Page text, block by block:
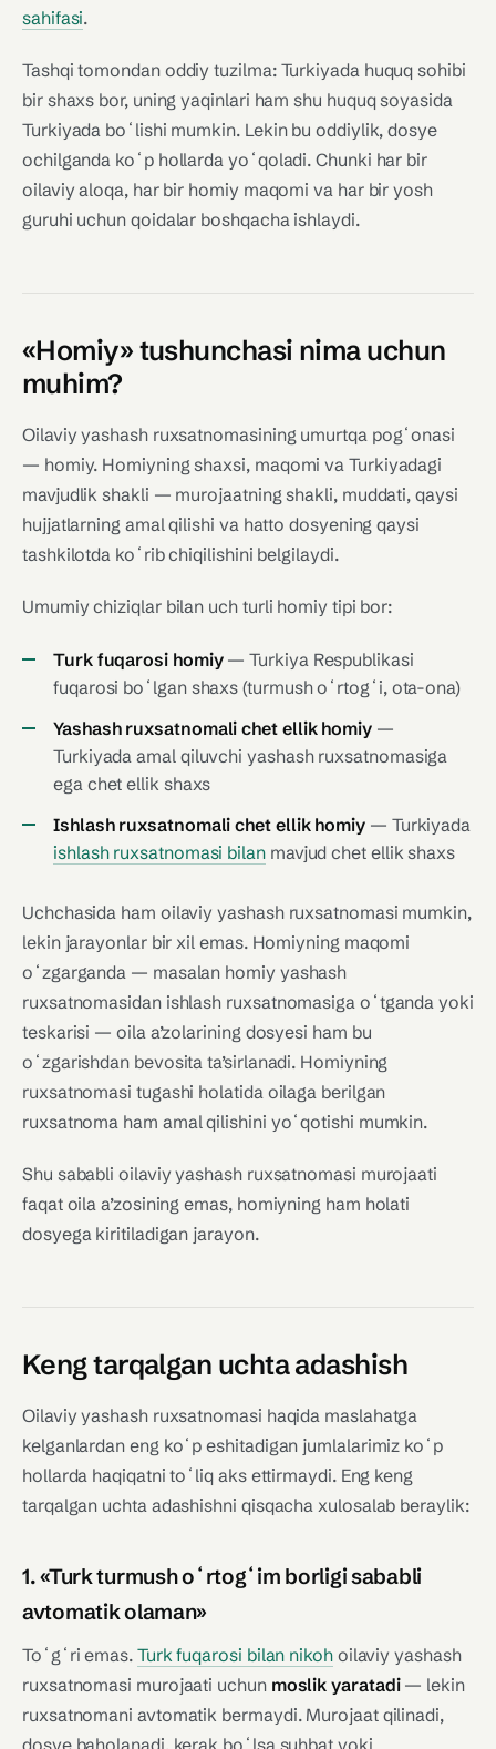
sahifasi.
Tashqi tomondan oddiy tuzilma: Turkiyada huquq sohibi
bir shaxs bor, uning yaqinlari ham shu huquq soyasida
Turkiyada boʻlishi mumkin. Lekin bu oddiylik, dosye
ochilganda koʻp hollarda yoʻqoladi. Chunki har bir
oilaviy aloqa, har bir homiy maqomi va har bir yosh
guruhi uchun qoidalar boshqacha ishlaydi.
«Homiy» tushunchasi nima uchun
muhim?
Oilaviy yashash ruxsatnomasining umurtqa pogʻonasi
— homiy. Homiyning shaxsi, maqomi va Turkiyadagi
mavjudlik shakli — murojaatning shakli, muddati, qaysi
hujjatlarning amal qilishi va hatto dosyening qaysi
tashkilotda koʻrib chiqilishini belgilaydi.
Umumiy chiziqlar bilan uch turli homiy tipi bor:
Turk fuqarosi homiy— Turkiya Respublikasi
fuqarosi boʻlgan shaxs (turmush oʻrtogʻi, ota-ona)
Yashash ruxsatnomali chet ellik homiy —
Turkiyada amal qiluvchi yashash ruxsatnomasiga
ega chet ellik shaxs
Ishlash ruxsatnomali chet ellik homiy — Turkiyada
ishlash ruxsatnomasi bilanmavjud chet ellik shaxs
Uchchasida ham oilaviy yashash ruxsatnomasi mumkin,
lekin jarayonlar bir xil emas. Homiyning maqomi
oʻzgarganda — masalan homiy yashash
ruxsatnomasidan ishlash ruxsatnomasiga oʻtganda yoki
teskarisi — oila a’zolarining dosyesi ham bu
oʻzgarishdan bevosita ta’sirlanadi. Homiyning
ruxsatnomasi tugashi holatida oilaga berilgan
ruxsatnoma ham amal qilishini yoʻqotishi mumkin.
Shu sababli oilaviy yashash ruxsatnomasi murojaati
faqat oila a’zosining emas, homiyning ham holati
dosyega kiritiladigan jarayon.
Keng tarqalgan uchta adashish
Oilaviy yashash ruxsatnomasi haqida maslahatga
kelganlardan eng koʻp eshitadigan jumlalarimiz koʻp
hollarda haqiqatni toʻliq aks ettirmaydi. Eng keng
tarqalgan uchta adashishni qisqacha xulosalab beraylik:
1. «Turk turmush oʻrtogʻim borligi sababli
avtomatik olaman»
Toʻgʻri emas. Turk fuqarosi bilan nikohoilaviy yashash
ruxsatnomasi murojaati uchun moslik yaratadi— lekin
ruxsatnomani avtomatik bermaydi. Murojaat qilinadi,
dosye baholanadi, kerak boʻlsa suhbat yoki